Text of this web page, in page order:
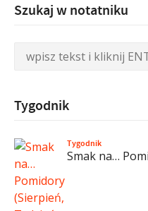
Szukaj w notatniku
Tygodnik
Tygodnik
Smak na…